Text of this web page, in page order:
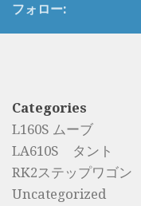
フォロー:
Categories
L160S ムーブ
LA610S タント
RK2ステップワゴン
Uncategorized